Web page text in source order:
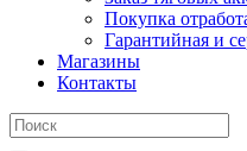
Покупка
Гарантийная и
Магазины
Контакты